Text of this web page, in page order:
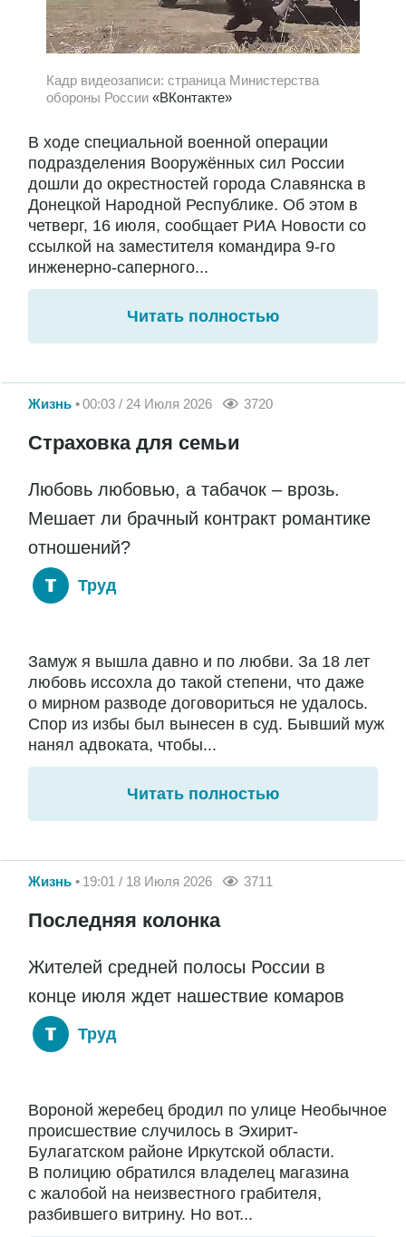
Кадр видеозаписи: страница Министерства
обороны России «ВКонтакте»
В ходе специальной военной операции
подразделения Вооружённых сил России
дошли до окрестностей города Славянска в
Донецкой Народной Республике. Об этом в
четверг, 16 июля, сообщает РИА Новости со
ссылкой на заместителя командира 9-го
инженерно-саперного...
Читать полностью
Жизнь 00:03 / 24 Июля 2026 3720
Страховка для семьи
Любовь любовью, а табачок – врозь.
Мешает ли брачный контракт романтике
отношений?
Труд
Замуж я вышла давно и по любви. За 18 лет
любовь иссохла до такой степени, что даже
о мирном разводе договориться не удалось.
Спор из избы был вынесен в суд. Бывший муж
нанял адвоката, чтобы...
Читать полностью
Жизнь 19:01 / 18 Июля 2026 3711
Последняя колонка
Жителей средней полосы России в
конце июля ждет нашествие комаров
Труд
Вороной жеребец бродил по улице Необычное
происшествие случилось в Эхирит-
Булагатском районе Иркутской области.
В полицию обратился владелец магазина
с жалобой на неизвестного грабителя,
разбившего витрину. Но вот...